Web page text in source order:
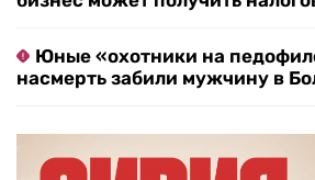
Юные «охотники на
насмерть забили мужчину в